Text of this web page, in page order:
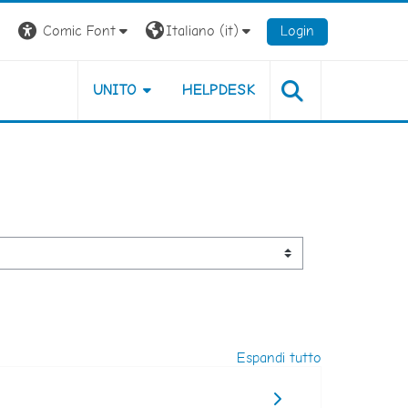
Comic Font Italiano ‎(it)‎ Login
UNITO HELPDESK
Espandi tutto